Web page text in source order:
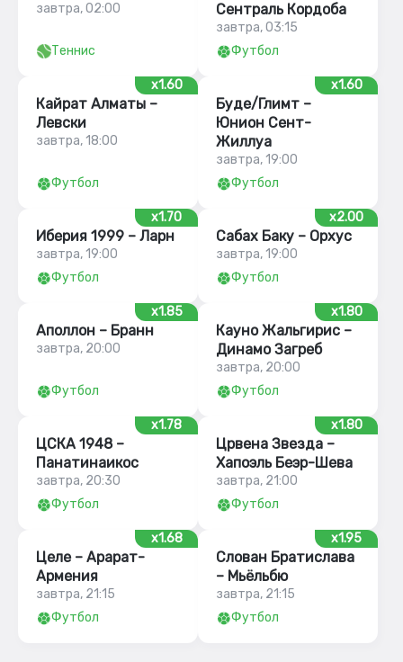
завтра, 02:00
Теннис
Сентраль Кордоба
завтра, 03:15
Футбол
x1.60
Кайрат Алматы –
Левски
завтра, 18:00
Футбол
x1.60
Буде/Глимт –
Юнион Сент-
Жиллуа
завтра, 19:00
Футбол
x1.70
Иберия 1999 – Ларн
завтра, 19:00
Футбол
x2.00
Сабах Баку – Орхус
завтра, 19:00
Футбол
x1.85
Аполлон – Бранн
завтра, 20:00
Футбол
x1.80
Кауно Жальгирис –
Динамо Загреб
завтра, 20:00
Футбол
x1.78
ЦСКА 1948 –
Панатинаикос
завтра, 20:30
Футбол
x1.80
Црвена Звезда –
Хапоэль Беэр-Шева
завтра, 21:00
Футбол
x1.68
Целе – Арарат-
Армения
завтра, 21:15
Футбол
x1.95
Слован Братислава
– Мьёльбю
завтра, 21:15
Футбол